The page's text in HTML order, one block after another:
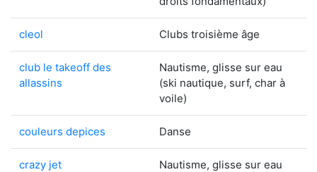
cleol Clubs troisième âge
club le takeoff des
allassins
Nautisme, glisse sur eau
(ski nautique, surf, char à
voile)
couleurs depices Danse
crazy jet
Nautisme, glisse sur eau